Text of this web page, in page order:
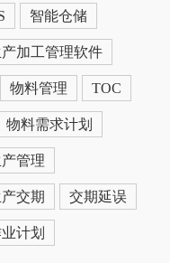
智能仓储
加工管理软件
物料管理 TOC
物料需求计划
管理
交期 交期延误
计划